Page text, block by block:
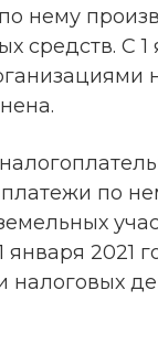
нему
средств. С 1
по
2021
налоговых